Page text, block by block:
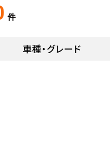
件
車種・グレード